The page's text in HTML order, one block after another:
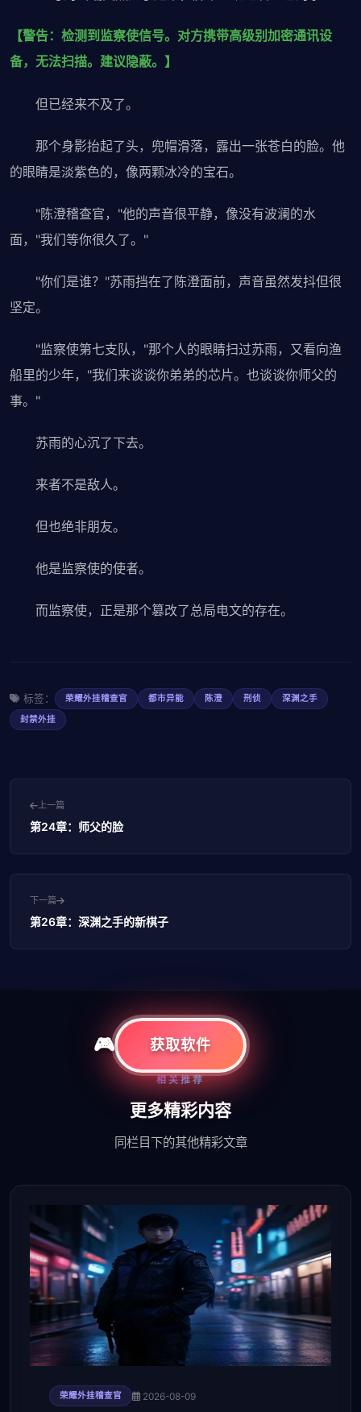
【警告：检测到监察使信号。对方携带高级别加密通讯设
备，无法扫描。建议隐蔽。】
但已经来不及了。
那个身影抬起了头，兜帽滑落，露出一张苍白的脸。他
的眼睛是淡紫色的，像两颗冰冷的宝石。
"陈澄稽查官，"他的声音很平静，像没有波澜的水
面，"我们等你很久了。"
"你们是谁？"苏雨挡在了陈澄面前，声音虽然发抖但很
坚定。
"监察使第七支队，"那个人的眼睛扫过苏雨，又看向渔
船里的少年，"我们来谈谈你弟弟的芯片。也谈谈你师父的
事。"
苏雨的心沉了下去。
来者不是敌人。
但也绝非朋友。
他是监察使的使者。
而监察使，正是那个篡改了总局电文的存在。
标签： 荣耀外挂稽查官 都市异能 陈澄 刑侦
深渊之手
封禁外挂
上一篇
第24章：师父的脸
下一篇
第26章：深渊之手的新棋子
相关推荐
更多精彩内容
同栏目下的其他精彩文章
荣耀外挂稽查官 2026-08-09
获取软件